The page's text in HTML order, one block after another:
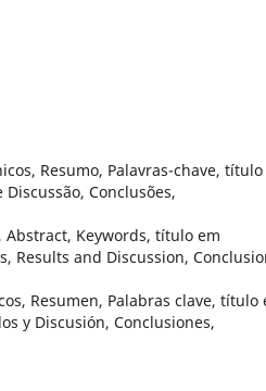
Resumo, Palavras-chave, título
Conclusões,
Keywords, título em
Results and Discussion,
Resumen, Palabras clave, título
y Discusión, Conclusiones,